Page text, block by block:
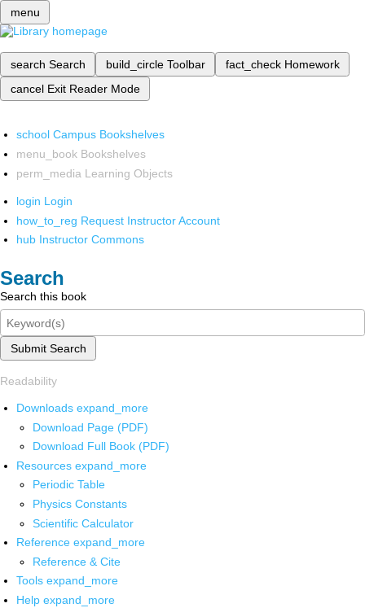
menu
search Search build_circle Toolbar fact_check Homework
cancel Exit Reader Mode
school Campus Bookshelves
menu_book Bookshelves
perm_media Learning Objects
login Login
how_to_reg Request Instructor Account
hub Instructor Commons
Search
Search this book
Submit Search
Readability
Downloads expand_more
Download Page (PDF)
Download Full Book (PDF)
Resources expand_more
Periodic Table
Physics Constants
Scientific Calculator
Reference expand_more
Reference & Cite
Tools expand_more
Help expand_more